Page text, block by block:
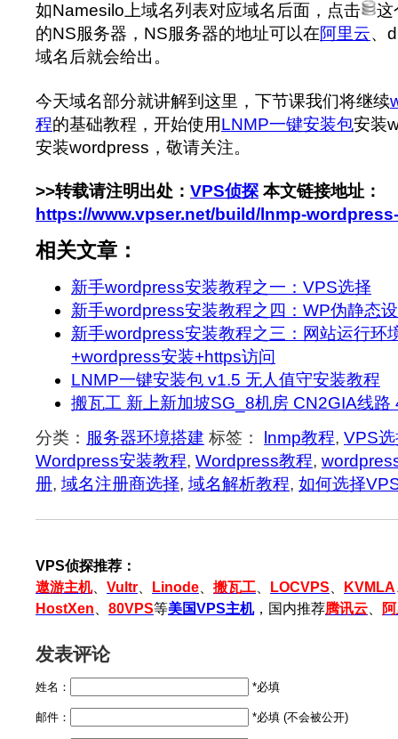
如Namesilo上域名列表对应域名后面，点击
这
的NS服务器，NS服务器的地址可以在阿里云、
域名后就会给出。
今天域名部分就讲解到这里，下节课我们将继续
程的基础教程，开始使用LNMP一键安装包安装
安装wordpress，敬请关注。
>>转载请注明出处： VPS侦探 本文链接地址：
https://www.vpser.net/build/lnmp-
相关文章：
新手wordpress安装教程之一：VPS选择
新手wordpress安装教程之四：WP伪静态
新手wordpress安装教程之三：网站运行环
+wordpress安装+https访问
LNMP一键安装包 v1.5 无人值守安装教程
搬瓦工 新上新加坡SG_8机房 CN2GIA线路
分类： 服务器环境搭建 标签： lnmp教程, VPS
Wordpress安装教程, Wordpress教程,
册, 域名注册商选择, 域名解析教程, 如何选择
VPS侦探推荐：
遨游主机、 Vultr Linode 搬瓦工 LOCVPS KVMLA
HostXen
80VPS等美国VPS主机，国内推荐腾讯云
发表评论
姓名： *必填
邮件： *必填 (不会被公开)